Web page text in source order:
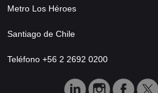
Metro Los Héroes
Santiago de Chile
Teléfono +56 2 2692 0200